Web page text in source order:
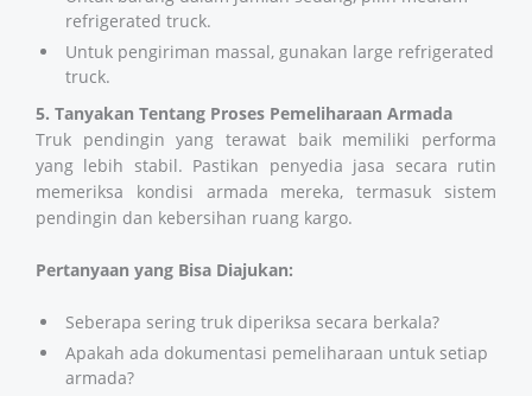
refrigerated truck.
Untuk pengiriman massal, gunakan large refrigerated
truck.
5. Tanyakan Tentang Proses Pemeliharaan Armada
Truk pendingin yang terawat baik memiliki performa
yang lebih stabil. Pastikan penyedia jasa secara rutin
memeriksa kondisi armada mereka, termasuk sistem
pendingin dan kebersihan ruang kargo.
Pertanyaan yang Bisa Diajukan:
Seberapa sering truk diperiksa secara berkala?
Apakah ada dokumentasi pemeliharaan untuk setiap
armada?